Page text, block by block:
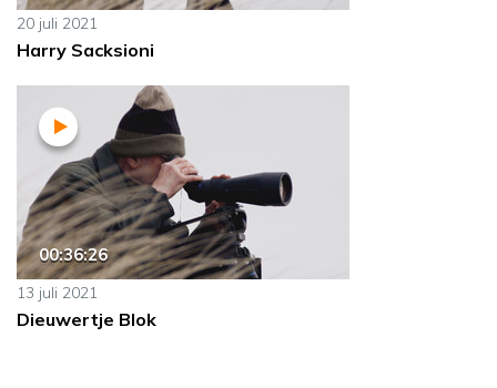
20 juli 2021
Harry Sacksioni
00:36:26
13 juli 2021
Dieuwertje Blok